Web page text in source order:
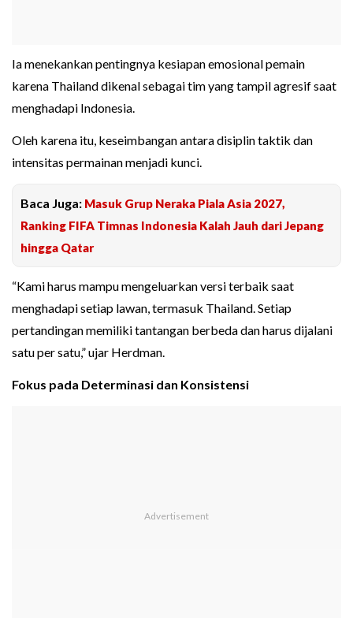
Ia menekankan pentingnya kesiapan emosional pemain
karena Thailand dikenal sebagai tim yang tampil agresif saat
menghadapi Indonesia.
Oleh karena itu, keseimbangan antara disiplin taktik dan
intensitas permainan menjadi kunci.
Baca Juga: Masuk Grup Neraka Piala Asia 2027,
Ranking FIFA Timnas Indonesia Kalah Jauh dari Jepang
hingga Qatar
“Kami harus mampu mengeluarkan versi terbaik saat
menghadapi setiap lawan, termasuk Thailand. Setiap
pertandingan memiliki tantangan berbeda dan harus dijalani
satu per satu,” ujar Herdman.
Fokus pada Determinasi dan Konsistensi